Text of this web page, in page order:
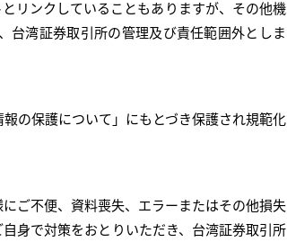
リンクしていることもありますが、その他機
台湾証券取引所の管理及び責任範囲外としま
の保護について」にもとづき保護され規範化
ご不便、資料喪失、エラーまたはその他損失
身で対策をおとりいただき、台湾証券取引所